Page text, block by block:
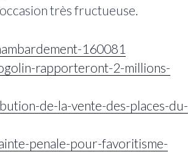
occasion très fructueuse.
160081
rapporteront-2-millions-
de-la-vente-des-places-du-
penale-pour-favoritisme-